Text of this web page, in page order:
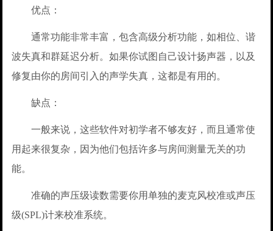
优点：
通常功能非常丰富，包含高级分析功能，如相位、谐
波失真和群延迟分析。如果你试图自己设计扬声器，以及
修复由你的房间引入的声学失真，这都是有用的。
缺点：
一般来说，这些软件对初学者不够友好，而且通常使
用起来很复杂，因为他们包括许多与房间测量无关的功
能。
准确的声压级读数需要你用单独的麦克风校准或声压
级(SPL)计来校准系统。